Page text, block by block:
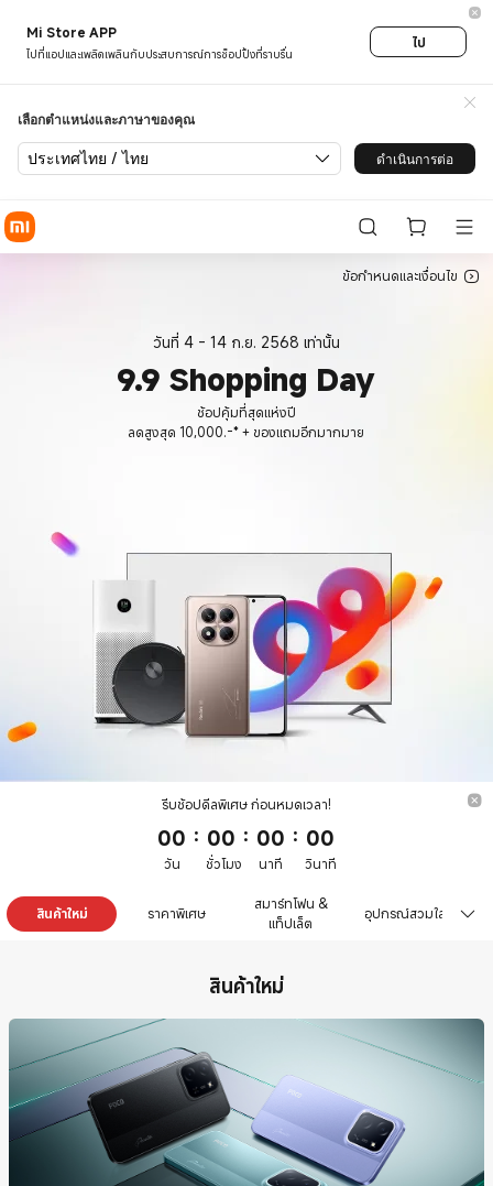
Mi Store APP
ไปที่แอปและเพลิดเพลินกับประสบการณ์การช็อปปิ้งที่ราบรื่น
ไป
เลือกตำแหน่งและภาษาของคุณ
ประเทศไทย / ไทย ดำเนินการต่อ
9.9 Shopping Day ช้อปคุ้มที่สุด
วันที่ 4 - 14 ก.ย. 2568 เท่านั้น
9.9 Shopping Day
ช้อปคุ้มที่สุดแห่งปี
ลดสูงสุด 10,000.-* + ของแถมอีกมากมาย
ข้อกำหนดและเงื่อนไข
รีบช้อปดีลพิเศษ ก่อนหมดเวลา!
00
วัน
: 00
ชั่วโมง
: 00
นาที
: 00
วินาที
สินค้าใหม่ ราคาพิเศษ
สมาร์ทโฟน &
แท็ปเล็ต
อุปกรณ์สวมใส่
สินค้าใหม่